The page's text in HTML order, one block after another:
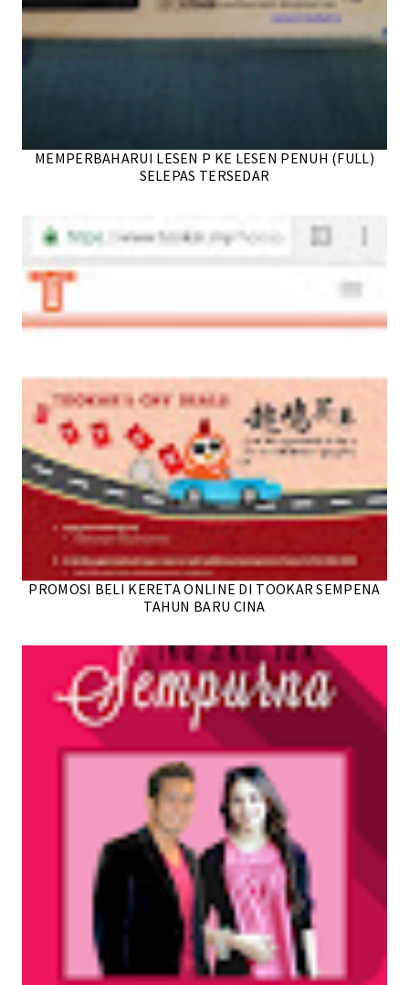
MEMPERBAHARUI LESEN P KE LESEN PENUH (FULL)
SELEPAS TERSEDAR
PROMOSI BELI KERETA ONLINE DI TOOKAR SEMPENA
TAHUN BARU CINA